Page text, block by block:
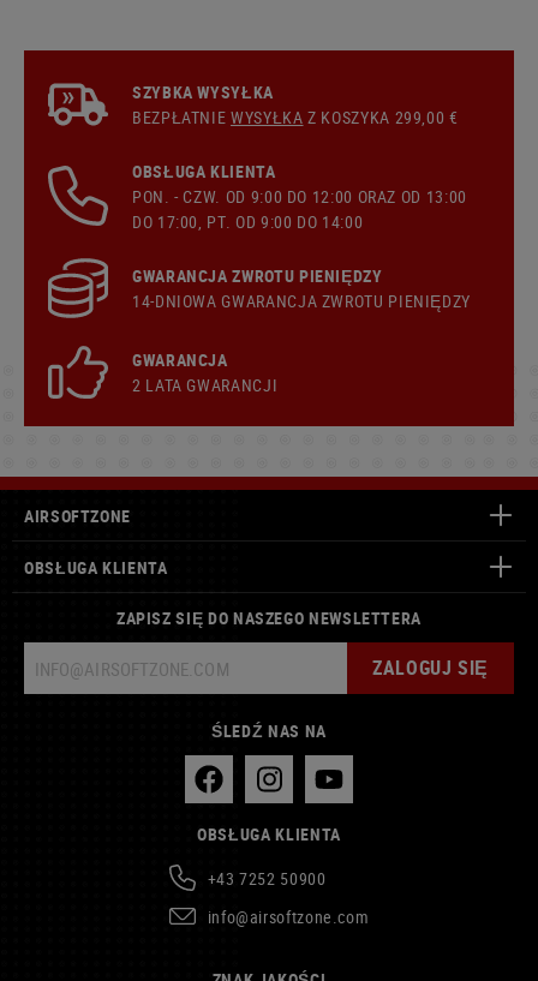
SZYBKA WYSYŁKA
BEZPŁATNIEWYSYŁKA Z KOSZYKA 299,00 €
OBSŁUGA KLIENTA
PON. - CZW. OD 9:00 DO 12:00 ORAZ OD 13:00
DO 17:00, PT. OD 9:00 DO 14:00
GWARANCJA ZWROTU PIENIĘDZY
14-DNIOWA GWARANCJA ZWROTU PIENIĘDZY
GWARANCJA
2 LATA GWARANCJI
AIRSOFTZONE
OBSŁUGA KLIENTA
ZAPISZ SIĘ DO NASZEGO NEWSLETTERA
ZALOGUJ SIĘ
ŚLEDŹ NAS NA
OBSŁUGA KLIENTA
+43 7252 50900
info@airsoftzone.com